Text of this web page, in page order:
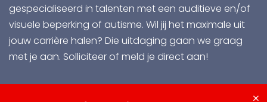
gespecialiseerd in talenten met een auditieve en/of
visuele beperking of autisme. Wil jij het maximale uit
jouw carrière halen? Die uitdaging gaan we graag
met je aan. Solliciteer of meld je direct aan!